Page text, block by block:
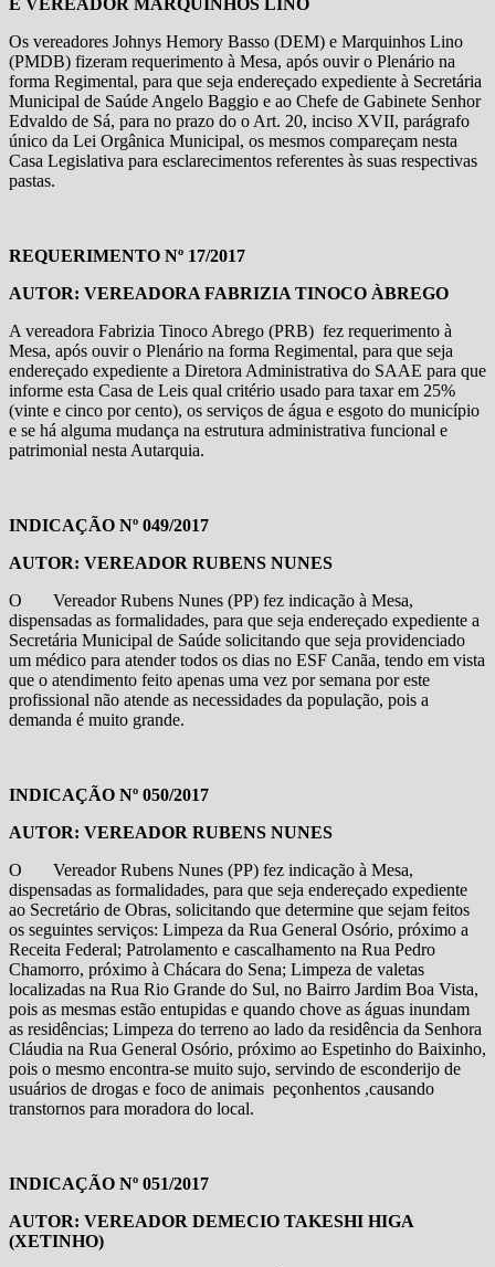
Os vereadores Johnys Hemory Basso (DEM) e Marquinhos Lino
(PMDB) fizeram requerimento à Mesa, após ouvir o Plenário na
forma Regimental, para que seja endereçado expediente à Secretária
Municipal de Saúde Angelo Baggio e ao Chefe de Gabinete Senhor
Edvaldo de Sá, para no prazo do o Art. 20, inciso XVII, parágrafo
único da Lei Orgânica Municipal, os mesmos compareçam nesta
Casa Legislativa para esclarecimentos referentes às suas respectivas
pastas.
REQUERIMENTO Nº 17/2017
AUTOR: VEREADORA FABRIZIA TINOCO ÀBREGO
A vereadora Fabrizia Tinoco Abrego (PRB) fez requerimento à
Mesa, após ouvir o Plenário na forma Regimental, para que seja
endereçado expediente a Diretora Administrativa do SAAE para que
informe esta Casa de Leis qual critério usado para taxar em 25%
(vinte e cinco por cento), os serviços de água e esgoto do município
e se há alguma mudança na estrutura administrativa funcional e
patrimonial nesta Autarquia.
INDICAÇÃO Nº 049/2017
AUTOR: VEREADOR RUBENS NUNES
O Vereador Rubens Nunes (PP) fez indicação à Mesa,
dispensadas as formalidades, para que seja endereçado expediente a
Secretária Municipal de Saúde solicitando que seja providenciado
um médico para atender todos os dias no ESF Canãa, tendo em vista
que o atendimento feito apenas uma vez por semana por este
profissional não atende as necessidades da população, pois a
demanda é muito grande.
INDICAÇÃO Nº 050/2017
AUTOR: VEREADOR RUBENS NUNES
O Vereador Rubens Nunes (PP) fez indicação à Mesa,
dispensadas as formalidades, para que seja endereçado expediente
ao Secretário de Obras, solicitando que determine que sejam feitos
os seguintes serviços: Limpeza da Rua General Osório, próximo a
Receita Federal; Patrolamento e cascalhamento na Rua Pedro
Chamorro, próximo à Chácara do Sena; Limpeza de valetas
localizadas na Rua Rio Grande do Sul, no Bairro Jardim Boa Vista,
pois as mesmas estão entupidas e quando chove as águas inundam
as residências; Limpeza do terreno ao lado da residência da Senhora
Cláudia na Rua General Osório, próximo ao Espetinho do Baixinho,
pois o mesmo encontra-se muito sujo, servindo de esconderijo de
usuários de drogas e foco de animais peçonhentos ,causando
transtornos para moradora do local.
INDICAÇÃO Nº 051/2017
AUTOR: VEREADOR DEMECIO TAKESHI HIGA
(XETINHO)